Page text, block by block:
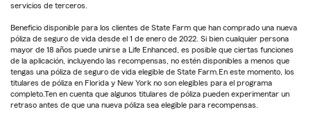
servicios de terceros.
Beneficio disponible para los clientes de State Farm que han comprado una nueva
póliza de seguro de vida desde el 1 de enero de 2022. Si bien cualquier persona
mayor de 18 años puede unirse a Life Enhanced, es posible que ciertas funciones
de la aplicación, incluyendo las recompensas, no estén disponibles a menos que
tengas una póliza de seguro de vida elegible de State Farm.En este momento, los
titulares de póliza en Florida y New York no son elegibles para el programa
completo.Ten en cuenta que algunos titulares de póliza pueden experimentar un
retraso antes de que una nueva póliza sea elegible para recompensas.